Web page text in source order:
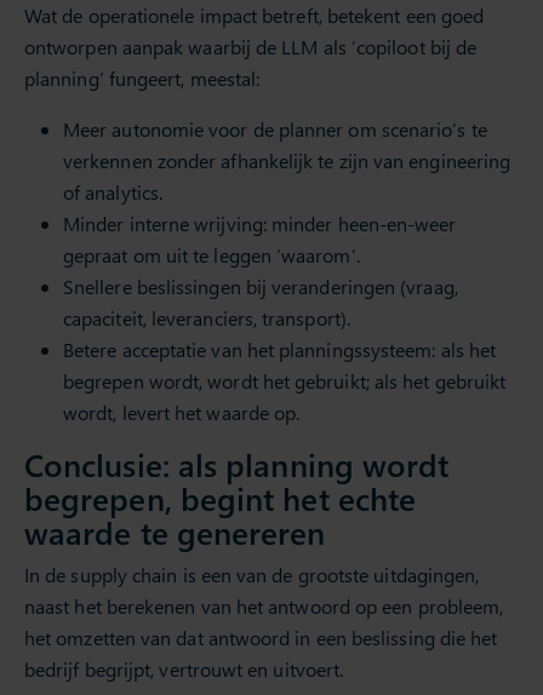
Wat de operationele impact betreft, betekent een goed
ontworpen aanpak waarbij de LLM als ‘copiloot bij de
planning’ fungeert, meestal:
Meer autonomie voor de planner om scenario’s te
verkennen zonder afhankelijk te zijn van engineering
of analytics.
Minder interne wrijving: minder heen-en-weer
gepraat om uit te leggen ‘waarom’.
Snellere beslissingen bij veranderingen (vraag,
capaciteit, leveranciers, transport).
Betere acceptatie van het planningssysteem: als het
begrepen wordt, wordt het gebruikt; als het gebruikt
wordt, levert het waarde op.
Conclusie: als planning wordt
begrepen, begint het echte
waarde te genereren
In de supply chain is een van de grootste uitdagingen,
naast het berekenen van het antwoord op een probleem,
het omzetten van dat antwoord in een beslissing die het
bedrijf begrijpt, vertrouwt en uitvoert.